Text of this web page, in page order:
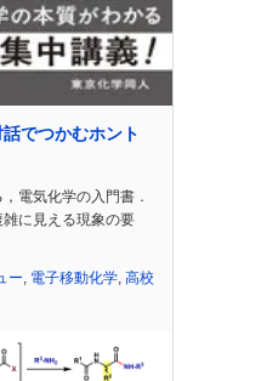
でつかむホント
電気化学の入門書．
に見える現象の要
ー 電子移動化学 高校